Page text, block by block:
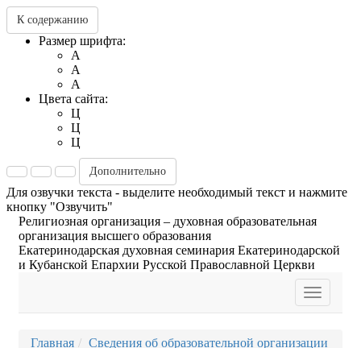
К содержанию
Размер шрифта:
A
A
A
Цвета сайта:
Ц
Ц
Ц
Дополнительно
Для озвучки текста - выделите необходимый текст и нажмите
кнопку "Озвучить"
Религиозная организация – духовная образовательная
организация высшего образования
Екатеринодарская духовная семинария Екатеринодарской
и Кубанской Епархии Русской Православной Церкви
Toggle
Главная
Сведения об образовательной организации